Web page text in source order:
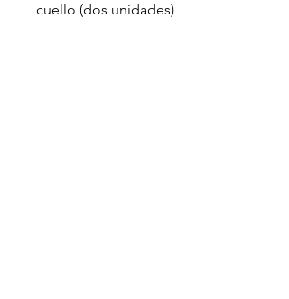
cuello (dos unidades)